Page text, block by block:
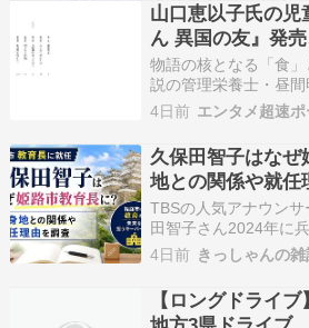
山口恵以子氏の児
ん 異国の友』発
物語の第二弾
物語の核となる「食
説の管理栄養士・昼間
を巡り、ご当地なら
がら、子どもたちが
ストーリーです。第
メニューは広島風お
イスラム教徒の…
4日前 エンタメ超速
久保田智子はなぜ
地との関係や就任
TBSの人気アナウン
田智子さん2024年に
しまし。なぜ姫氏の
由があるのか？調査
ぜ姫路の市教育長に
と関係あるのか？わ
4日前 きっしゃんの
【ロングドライ